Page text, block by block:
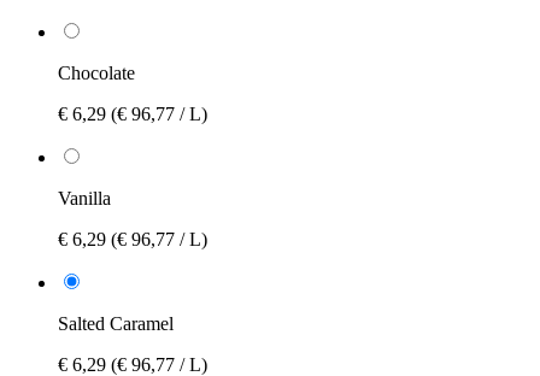
Chocolate
€ 6,29 (€ 96,77 / L)
Vanilla
€ 6,29 (€ 96,77 / L)
Salted Caramel
€ 6,29 (€ 96,77 / L)